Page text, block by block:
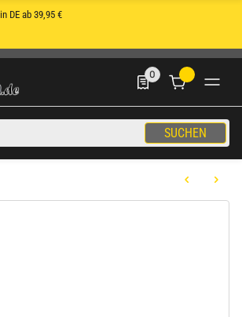
in DE ab 39,95 €
SUCHEN
0
0 Produkte in der